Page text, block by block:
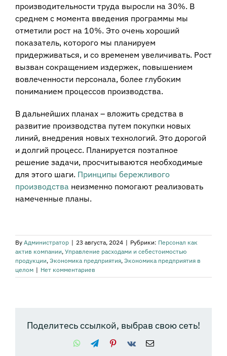
производительности труда выросли на 30%. В
среднем с момента введения программы мы
отметили рост на 10%. Это очень хороший
показатель, которого мы планируем
придерживаться, и со временем увеличивать. Рост
вызван сокращением издержек, повышением
вовлеченности персонала, более глубоким
пониманием процессов производства.
В дальнейших планах – вложить средства в
развитие производства путем покупки новых
линий, внедрения новых технологий. Это дорогой
и долгий процесс. Планируется поэтапное
решение задачи, просчитываются необходимые
для этого шаги. Принципы бережливого
производства неизменно помогают реализовать
намеченные планы.
By Администратор | 23 августа, 2024 | Рубрики: Персонал как
актив компании, Управление расходами и себестоимостью
продукции, Экономика предприятия, Экономика предприятия в
целом | Нет комментариев
Поделитесь ссылкой, выбрав свою сеть!
WhatsApp
TelegramPinterest
Vk Email